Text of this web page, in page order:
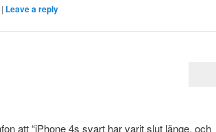
| Leave a reply
att “iPhone 4s svart har varit slut länge, och